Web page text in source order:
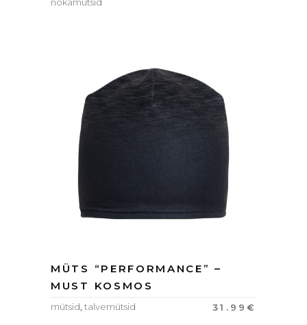
MÜTS “PERFORMANCE” –
MUST KOSMOS
31.99 €
mütsid talvemütsid